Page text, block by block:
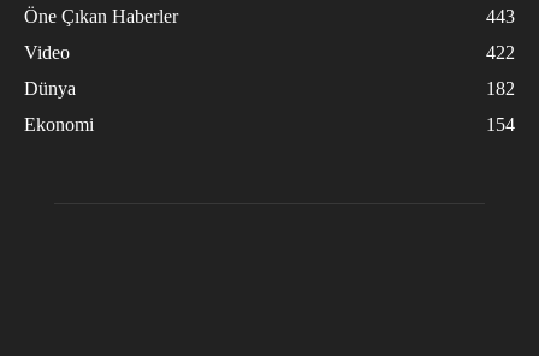
Öne Çıkan Haberler
443
Video
422
Dünya
182
Ekonomi
154